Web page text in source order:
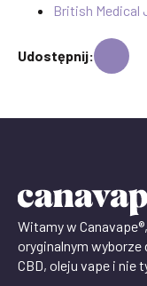
British Medical
Udostępnij:
Witamy w Canavape®,
oryginalnym wyborze
CBD, oleju vape i nie